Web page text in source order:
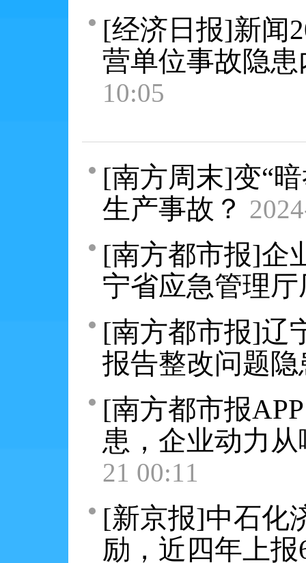
[经济日报]新闻
营单位事故隐
10:05
[南方周末]变“
生产事故？
[南方都市报]企
宁省应急管理
[南方都市报]辽
报告整改问题
[南方都市报
患，企业动力
21 00:11
[新京报]中石化
励，近四年上报